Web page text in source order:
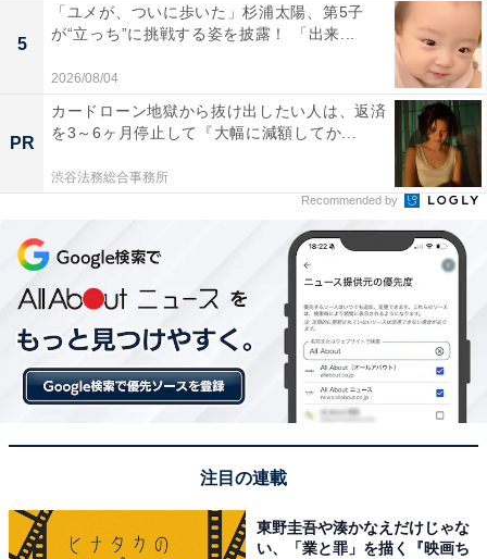
5
「ユメが、ついに歩いた」杉浦太陽、第5子
が“立っち”に挑戦する姿を披露！ 「出来...
2026/08/04
PR
カードローン地獄から抜け出したい人は、返済
を3～6ヶ月停止して『大幅に減額してか...
渋谷法務総合事務所
Recommended by
注目の連載
東野圭吾や湊かなえだけじゃな
い、「業と罪」を描く『映画ち